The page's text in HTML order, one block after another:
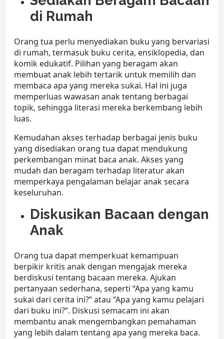
di Rumah
Orang tua perlu menyediakan buku yang bervariasi
di rumah, termasuk buku cerita, ensiklopedia, dan
komik edukatif. Pilihan yang beragam akan
membuat anak lebih tertarik untuk memilih dan
membaca apa yang mereka sukai. Hal ini juga
memperluas wawasan anak tentang berbagai
topik, sehingga literasi mereka berkembang lebih
luas.
Kemudahan akses terhadap berbagai jenis buku
yang disediakan orang tua dapat mendukung
perkembangan minat baca anak. Akses yang
mudah dan beragam terhadap literatur akan
memperkaya pengalaman belajar anak secara
keseluruhan.
Diskusikan Bacaan dengan
Anak
Orang tua dapat memperkuat kemampuan
berpikir kritis anak dengan mengajak mereka
berdiskusi tentang bacaan mereka. Ajukan
pertanyaan sederhana, seperti “Apa yang kamu
sukai dari cerita ini?” atau “Apa yang kamu pelajari
dari buku ini?”. Diskusi semacam ini akan
membantu anak mengembangkan pemahaman
yang lebih dalam tentang apa yang mereka baca.